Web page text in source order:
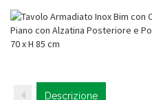
Descrizione